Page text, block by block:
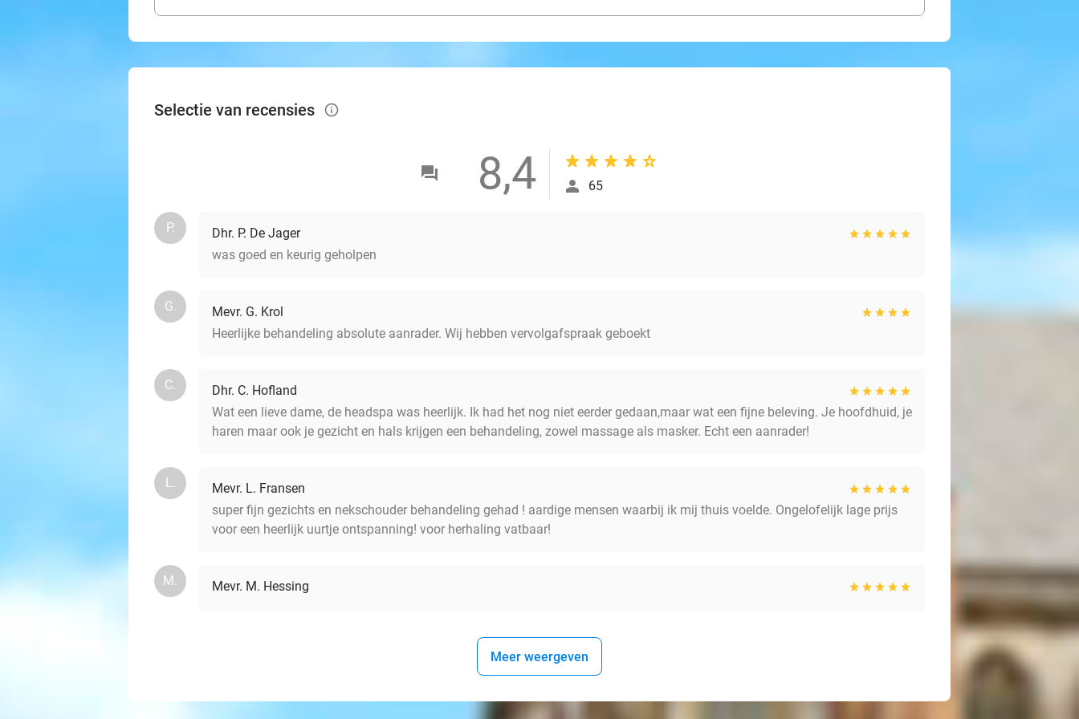
Selectie van recensies info_outlined
8,4 65
P.
Dhr. P. De Jager
was goed en keurig geholpen
G.
Mevr. G. Krol
Heerlijke behandeling absolute aanrader. Wij hebben vervolgafspraak geboekt
C.
Dhr. C. Hofland
Wat een lieve dame, de headspa was heerlijk. Ik had het nog niet eerder gedaan,maar wat een fijne beleving. Je hoofdhuid, je
haren maar ook je gezicht en hals krijgen een behandeling, zowel massage als masker. Echt een aanrader!
L.
Mevr. L. Fransen
super fijn gezichts en nekschouder behandeling gehad ! aardige mensen waarbij ik mij thuis voelde. Ongelofelijk lage prijs
voor een heerlijk uurtje ontspanning! voor herhaling vatbaar!
M. Mevr. M. Hessing
Meer weergeven